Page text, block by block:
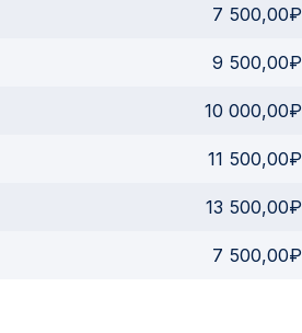
7 500,00₽
9 500,00₽
10 000,00₽
11 500,00₽
13 500,00₽
7 500,00₽